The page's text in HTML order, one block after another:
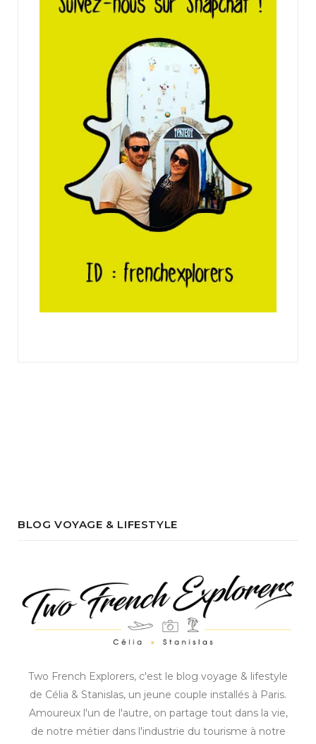
BLOG VOYAGE & LIFESTYLE
Two French Explorers, c'est le blog voyage & lifestyle
de Célia & Stanislas, un jeune couple installés à Paris.
Amoureux l'un de l'autre, on partage tout dans la vie,
de notre métier dans l'industrie du tourisme à notre